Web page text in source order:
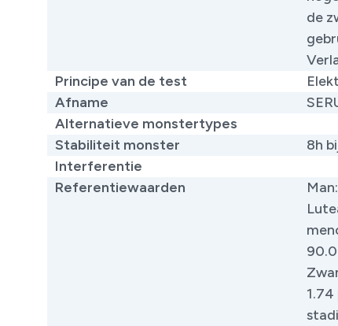
de
Principe van de test
Afname
Alternatieve monstertypes
Stabiliteit monster
8h
Interferentie
Referentiewaarden